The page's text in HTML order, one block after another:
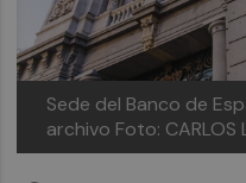
Sede del Banco de
archivo Foto: CARLOS